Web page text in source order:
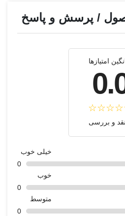
/ پرسش و پاسخ
امتیازها
خیلی خوب
0
خوب
0
متوسط
0